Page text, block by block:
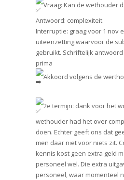
Vraag: Kan de wethouder
Antwoord: complexiteit.
Interruptie: graag voor 1 nov
uiteenzetting waarvoor de
gebruikt. Schriftelijk
prima
Akkoord volgens de
2e termijn: dank voor het
wethouder had het over
doen. Echter geeft ons dat
men daar niet voor niets zit.
kennis kost geen extra geld
personeel wel. Die extra
personeel, waar momenteel